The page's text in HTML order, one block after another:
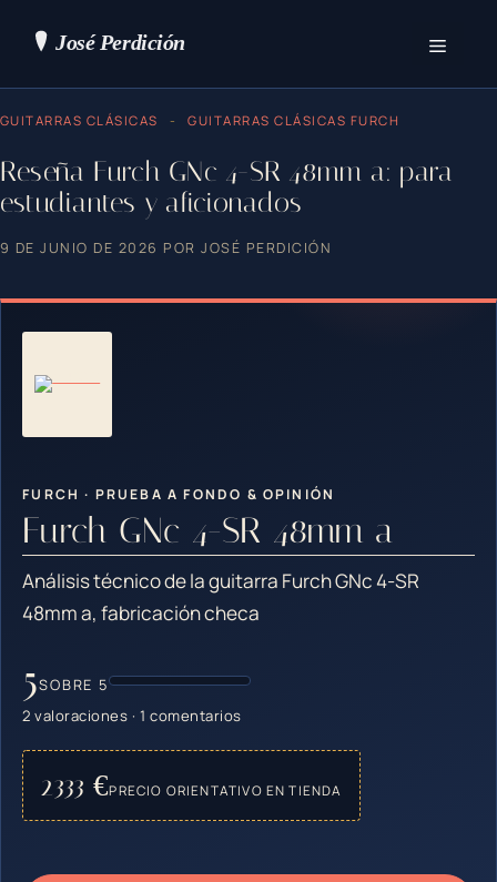
GUITARRAS CLÁSICAS - GUITARRAS CLÁSICAS FURCH
Reseña Furch GNc 4-SR 48mm a: para
estudiantes y aficionados
9 DE JUNIO DE 2026 PORJOSÉ PERDICIÓN
FURCH · PRUEBA A FONDO & OPINIÓN
Furch GNc 4-SR 48mm a
Análisis técnico de la guitarra Furch GNc 4-SR
48mm a, fabricación checa
5SOBRE 5
2 valoraciones · 1 comentarios
2333 €PRECIO ORIENTATIVO EN TIENDA